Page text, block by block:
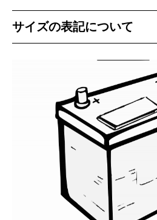
サイズの表記について